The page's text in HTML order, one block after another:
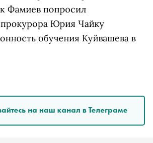
Фамиев попросил
прокурора Юрия Чайку
обучения Куйвашева в
на наш канал в Телеграме